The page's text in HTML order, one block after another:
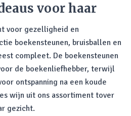
voor haar
voor gezelligheid en
boekensteunen, bruisballen en
compleet. De boekensteunen
de boekenliefhebber, terwijl
ontspanning na een koude
wijn uit ons assortiment tover
gezicht.